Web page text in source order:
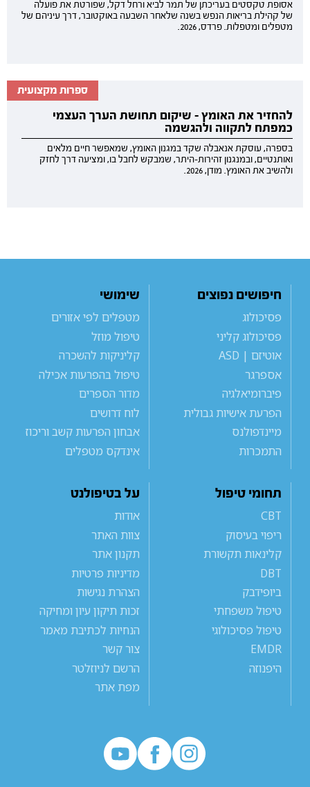
אסופת טקסטים בעריכתן של תמר לביא ורחל דקל, שפורטת את פועלה
של קהילת בריאות הנפש בשנה שלאחר השבעה באוקטובר, דרך עיניהם של
מטפלים ומטפלות. פרדס, 2026.
ספרות מקצועית
להחזיר את האומץ - שיקום תחושת הערך העצמי
כמפתח לתקווה ולהגשמה
בספרה, עוסקת אנאבלה שקד במגנון האומץ, שמאפשר חיים מלאים
ואותנטיים, ובמנגנון זהירות-היתר, שמבקש לחבל בו, ומציעה דרך לחזק
ולהשיב את האומץ. מודן, 2026.
חיפושים נפוצים
פסיכולוג
פסיכולוג קליני
אוטיזם | ASD
אספרגר
פיברומיאלגיה
הפרעת אישיות גבולית
מיינדפולנס
התמכרות
שימושי
מטפלים לפי אזורים
טיפול מוזל
קליניקות להשכרה
טיפול בהפרעות אכילה
מדור הספרים
לוח דרושים
אבחון הפרעות קשב וריכוז
אינדקס מטפלים
תחומי טיפול
CBT
ריפוי בעיסוק
קלינאות תקשורת
DBT
ביופידבק
טיפול משפחתי
טיפול פסיכולוגי
EMDR
היפנוזה
על בטיפולנט
אודות
צוות האתר
תקנון אתר
מדיניות פרטיות
הצהרת נגישות
זכות תיקון עיון ומחיקה
הנחיות לכתיבת מאמר
צור קשר
הרשם לניוזלטר
מפת אתר